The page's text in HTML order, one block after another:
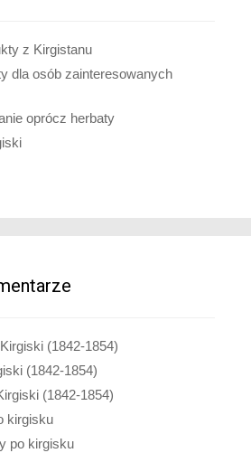
z Kirgistanu
dla osób zainteresowanych
oprócz herbaty
(1842-1854)
(1842-1854)
(1842-1854)
kirgisku
po kirgisku